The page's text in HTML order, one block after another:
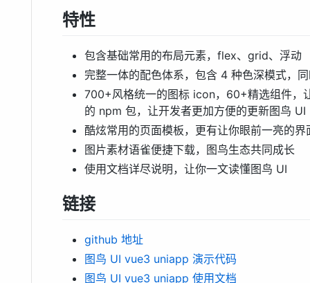
特性
包含基础常用的布局元素，flex、grid、浮动
完整一体的配色体系，包含 4 种色深模式，
700+风格统一的图标 icon，60+精选组件，
的 npm 包，让开发者更加方便的更新图鸟
酷炫常用的页面模板，更有让你眼前一亮的界
图片素材语雀便捷下载，图鸟生态共同成长
使用文档详尽说明，让你一文读懂图鸟 UI
链接
github 地址
图鸟 UI vue3 uniapp 演示代码
图鸟 UI vue3 uniapp 使用文档